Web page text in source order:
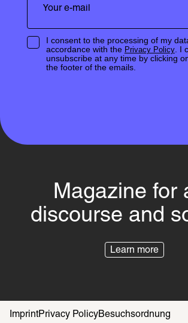
I consent to the processing of my
accordance with the Privacy Policy. I
unsubscribe at any time by clicking
the footer of the emails.
Magazine for
discourse and
Learn more
ImprintPrivacy PolicyBesuchsordnung